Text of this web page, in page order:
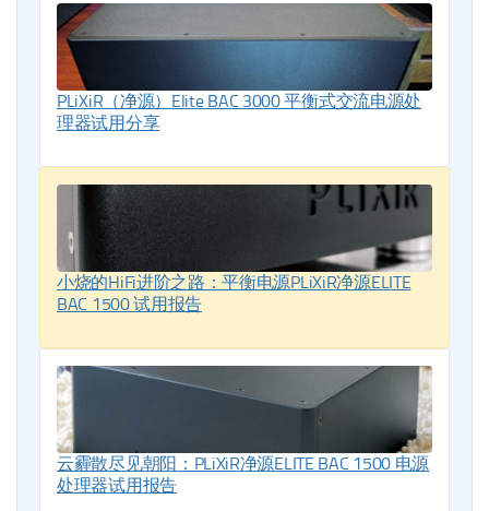
PLiXiR（净源）Elite BAC 3000 平衡式交流电源处
理器试用分享
小烧的HiFi进阶之路：平衡电源PLiXiR净源ELITE
BAC 1500 试用报告
云霾散尽见朝阳：PLiXiR净源ELITE BAC 1500 电源
处理器试用报告